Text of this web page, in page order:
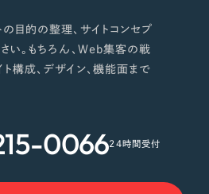
目的の整理、サイトコンセプ
い。もちろん、Web集客の戦
構成、デザイン、機能面まで
006624時間受付